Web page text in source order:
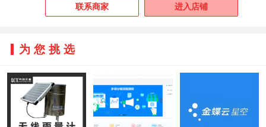
联系商家 进入店铺
为您挑选